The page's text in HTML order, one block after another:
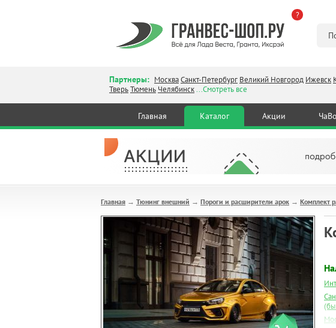
?
Партнеры: МоскваСанкт-Петербург Великий Новгород Ижевск
ТверьТюмень Челябинск...Смотреть все
Главная Каталог Акции ЧаВо
Главная → Тюнинг внешний → Пороги и расширители арок → Комплект